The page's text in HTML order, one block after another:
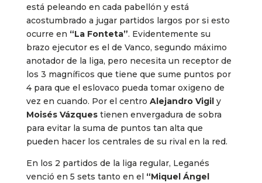
está peleando en cada pabellón y está
acostumbrado a jugar partidos largos por si esto
ocurre en “La Fonteta”. Evidentemente su
brazo ejecutor es el de Vanco, segundo máximo
anotador de la liga, pero necesita un receptor de
los 3 magníficos que tiene que sume puntos por
4 para que el eslovaco pueda tomar oxigeno de
vez en cuando. Por el centro Alejandro Vigil y
Moisés Vázquestienen envergadura de sobra
para evitar la suma de puntos tan alta que
pueden hacer los centrales de su rival en la red.
En los 2 partidos de la liga regular, Leganés
venció en 5 sets tanto en el “Miquel Ángel